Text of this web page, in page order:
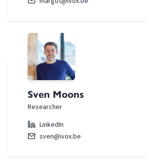
Sven Moons
Researcher
LinkedIn
sven@ivox.be